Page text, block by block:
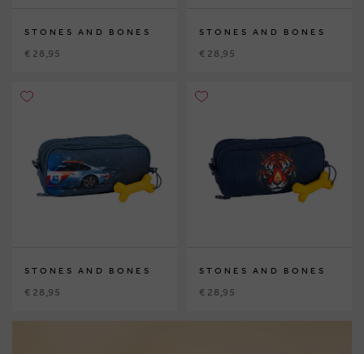
STONES AND BONES
€ 28,95
STONES AND BONES
€ 28,95
STONES AND BONES
€ 28,95
STONES AND BONES
€ 28,95